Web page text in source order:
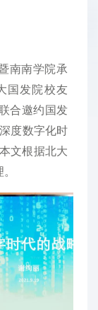
南南学院承
国发院校友
合邀约国发
度数字化时
文根据北大